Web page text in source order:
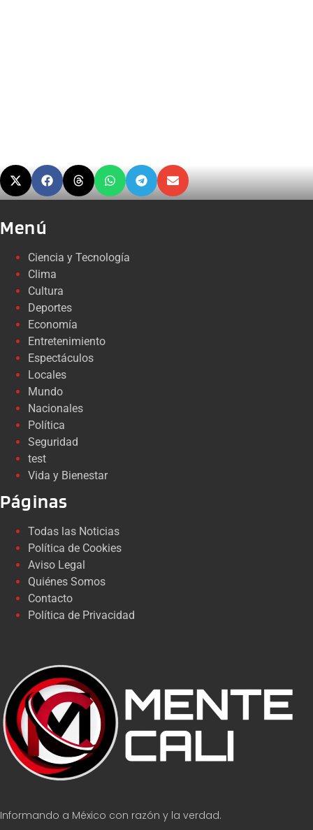
Informando a México con razón y la verdad.
Menú
Ciencia y Tecnología
Clima
Cultura
Deportes
Economía
Entretenimiento
Espectáculos
Locales
Mundo
Nacionales
Política
Seguridad
test
Vida y Bienestar
Páginas
Todas las Noticias
Política de Cookies
Aviso Legal
Quiénes Somos
Contacto
Política de Privacidad